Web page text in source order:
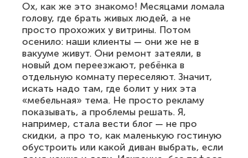
Ох, как же это знакомо! Месяцами ломала
голову, где брать живых людей, а не
просто прохожих у витрины. Потом
осенило: наши клиенты — они же не в
вакууме живут. Они ремонт затеяли, в
новый дом переезжают, ребёнка в
отдельную комнату переселяют. Значит,
искать надо там, где болит у них эта
«мебельная» тема. Не просто рекламу
показывать, а проблемы решать. Я,
например, стала вести блог — не про
скидки, а про то, как маленькую гостиную
обустроить или какой диван выбрать, если